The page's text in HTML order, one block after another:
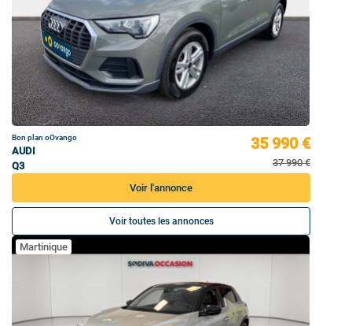
Bon plan oOvango
AUDI
Q3
35 990 €
37 990 €
Voir l'annonce
Voir toutes les annonces
Martinique